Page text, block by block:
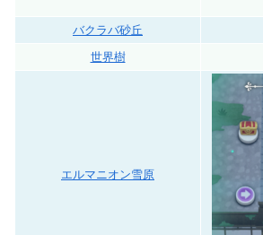
バクラバ砂丘
世界樹
エルマニオン雪原